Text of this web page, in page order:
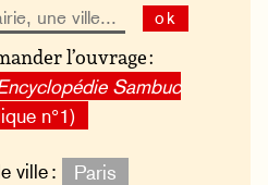
ok
l’ouvrage :
Sambuc
n°1)
ville :
Paris